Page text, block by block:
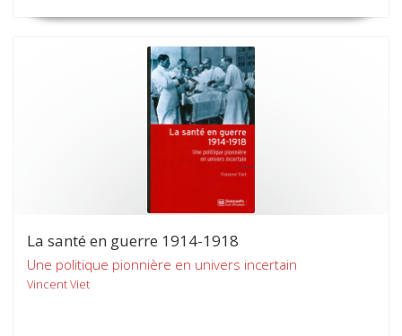
La santé en guerre 1914-1918
Une politique pionnière en univers incertain
Vincent Viet